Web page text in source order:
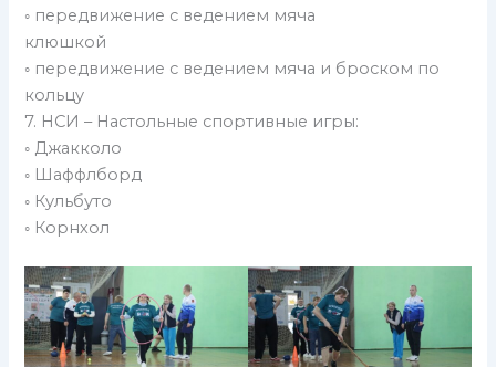
◦ передвижение с ведением мяча
клюшкой
◦ передвижение с ведением мяча и броском по
кольцу
7. НСИ – Настольные спортивные игры:
◦ Джакколо
◦ Шаффлборд
◦ Кульбуто
◦ Корнхол